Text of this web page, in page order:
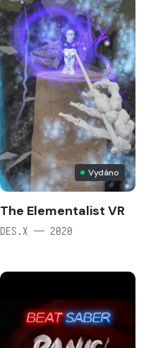
Vydáno
The Elementalist VR
DES.X — 2020